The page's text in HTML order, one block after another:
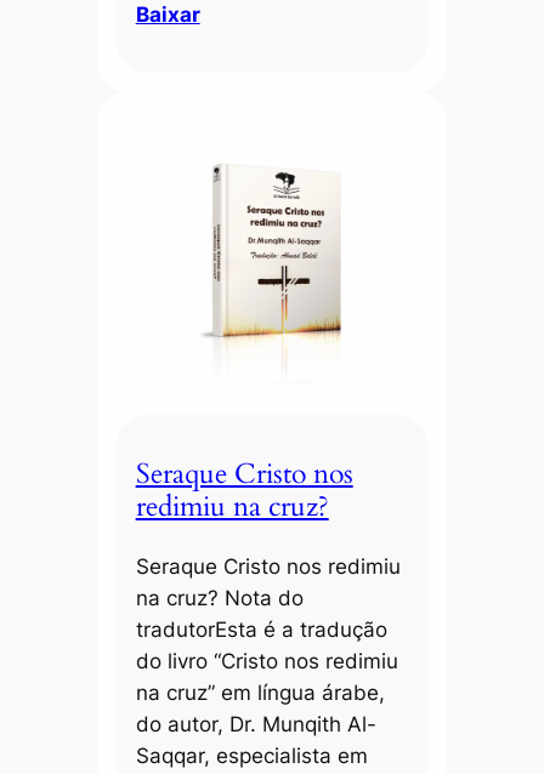
Baixar
Seraque Cristo nos
redimiu na cruz?
Seraque Cristo nos redimiu
na cruz? Nota do
tradutorEsta é a tradução
do livro “Cristo nos redimiu
na cruz” em língua árabe,
do autor, Dr. Munqith Al-
Saqqar, especialista em